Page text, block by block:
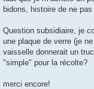
bidons, histoire de ne
Question subsidiaire, je
une plaque de verre (je
vaisselle donnerait un
"simple" pour la récolte?
merci encore!